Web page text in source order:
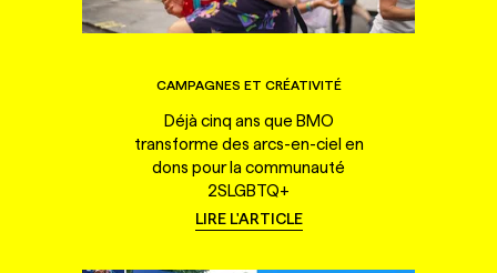
CAMPAGNES ET CRÉATIVITÉ
Déjà cinq ans que BMO
transforme des arcs-en-ciel en
dons pour la communauté
2SLGBTQ+
LIRE L'ARTICLE